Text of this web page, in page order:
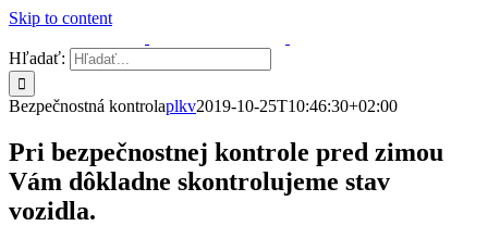
Skip to content
Hľadať:
Bezpečnostná kontrolaplkv2019-10-25T10:46:30+02:00
Pri bezpečnostnej kontrole pred zimou
Vám dôkladne skontrolujeme stav
vozidla.